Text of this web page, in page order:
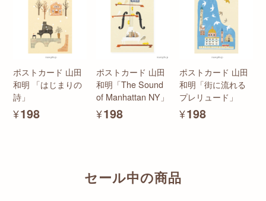
ポストカード 山田
和明 「はじまりの
詩」
¥198
ポストカード 山田
和明「The Sound
of Manhattan NY」
¥198
ポストカード 山田
和明「街に流れる
プレリュード」
¥198
セール中の商品